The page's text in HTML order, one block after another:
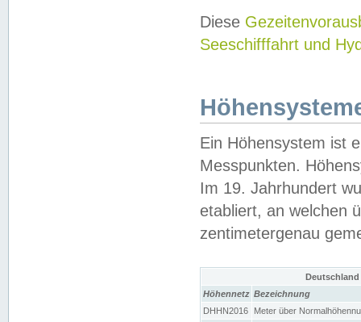
Diese
Seeschifffahrt und
Ein Höhensystem ist
Messpunkten.
Im 19. Jahrhundert
etabliert, an welchen
zentimetergenau
Höhennetz Bezeichnung
DHHN2016
Meter über